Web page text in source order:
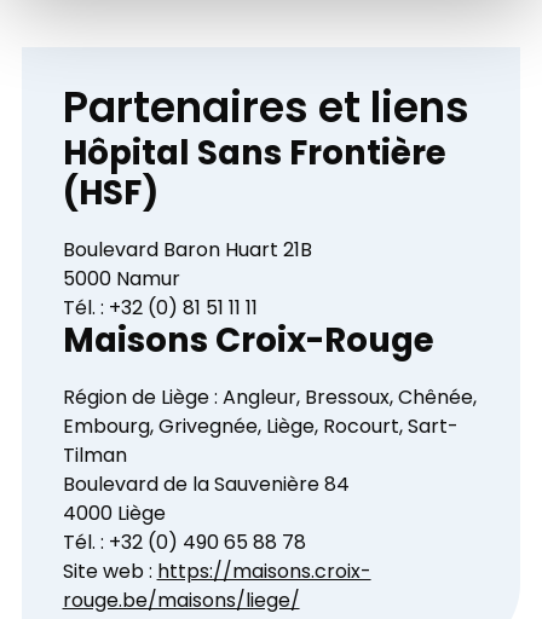
Partenaires et liens
Hôpital Sans Frontière
(HSF)
Boulevard Baron Huart 21B
5000 Namur
Tél. : +32 (0) 81 51 11 11
Maisons Croix-Rouge
Région de Liège : Angleur, Bressoux, Chênée,
Embourg, Grivegnée, Liège, Rocourt, Sart-
Tilman
Boulevard de la Sauvenière 84
4000 Liège
Tél. : +32 (0) 490 65 88 78
Site web :https://maisons.croix-
rouge.be/maisons/liege/